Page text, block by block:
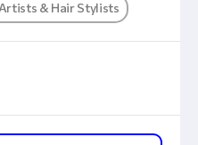
& Hair Stylists